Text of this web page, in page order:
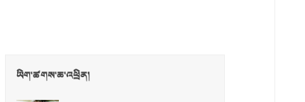
ཡིག་ཚགས་ཆ་འཕྲིན།